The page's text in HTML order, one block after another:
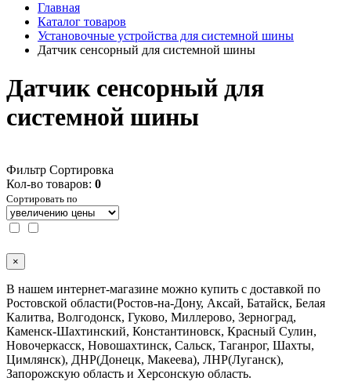
Главная
Каталог товаров
Установочные устройства для системной шины
Датчик сенсорный для системной шины
Датчик сенсорный для
системной шины
Фильтр Сортировка
Кол-во товаров: 0
Сортировать по
×
В нашем интернет-магазине можно купить с доставкой по
Ростовской области(Ростов-на-Дону, Аксай, Батайск, Белая
Калитва, Волгодонск, Гуково, Миллерово, Зерноград,
Каменск-Шахтинский, Константиновск, Красный Сулин,
Новочеркасск, Новошахтинск, Сальск, Таганрог, Шахты,
Цимлянск), ДНР(Донецк, Макеева), ЛНР(Луганск),
Запорожскую область и Херсонскую область.